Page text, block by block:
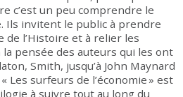
c’est un peu comprendre le
Ils invitent le public à prendre
de l’Histoire et à relier les
pensée des auteurs qui les ont
Smith, jusqu’à John Maynard
Les surfeurs de l’économie » est
à suivre tout au long du